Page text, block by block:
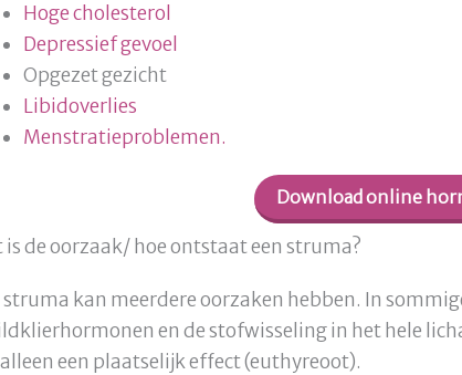
Hoge cholesterol
Depressief gevoel
Opgezet gezicht
Libidoverlies
Menstratieproblemen.
Download online
is de oorzaak/ hoe ontstaat een struma?
struma kan meerdere oorzaken hebben. In
en de stofwisseling in het hele
een plaatselijk effect (euthyreoot).